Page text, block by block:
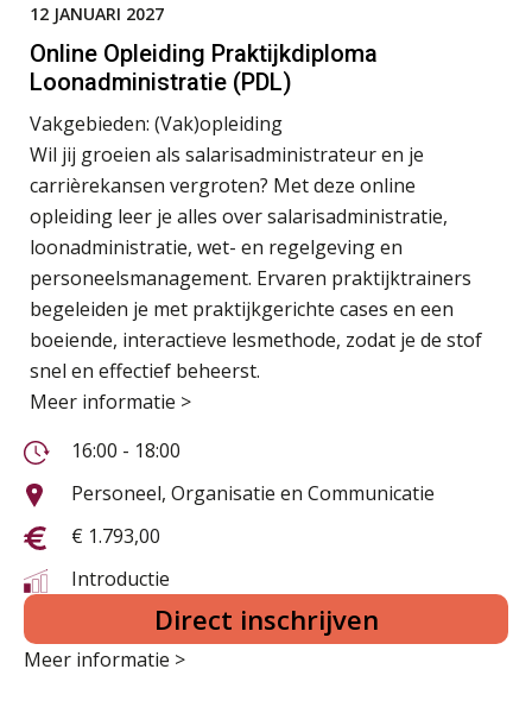
12 JANUARI 2027
Online Opleiding Praktijkdiploma
Loonadministratie (PDL)
Vakgebieden: (Vak)opleiding
Wil jij groeien als salarisadministrateur en je
carrièrekansen vergroten? Met deze online
opleiding leer je alles over salarisadministratie,
loonadministratie, wet- en regelgeving en
personeelsmanagement. Ervaren praktijktrainers
begeleiden je met praktijkgerichte cases en een
boeiende, interactieve lesmethode, zodat je de stof
snel en effectief beheerst.
Meer informatie >
16:00 - 18:00
Personeel, Organisatie en Communicatie
€ 1.793,00
Introductie
Direct inschrijven
Meer informatie >